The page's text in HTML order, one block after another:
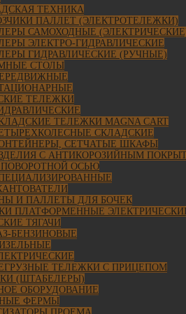
ТЕХНИКА
ПАЛЛЕТ (ЭЛЕКТРОТЕЛЕЖКИ)
САМОХОДНЫЕ
ЭЛЕКТРО-ГИДРАВЛИЧЕСКИЕ
ГИДРАВЛИЧЕСКИЕ (РУЧНЫЕ)
СТОЛЫ
ТЕЛЕЖКИ
ТЕЛЕЖКИ MAGNA CART
СКЛАДСКИЕ
СЕТЧАТЫЕ ШКАФЫ
С АНТИКОРОЗИЙНЫМ
ПОВОРОТНОЙ ОСЬЮ
И ПАЛЛЕТЫ ДЛЯ БОЧЕК
ПЛАТФОРМЕННЫЕ
ТЯГАЧИ
БЕНЗИНОВЫЕ
ТЕЛЕЖКИ С ПРИЦЕПОМ
(ШТАБЕЛЕРЫ)
ОБОРУДОВАНИЕ
ФЕРМЫ